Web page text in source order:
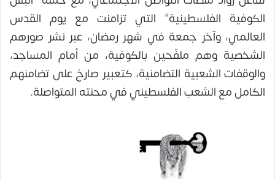
الكوفية الفلسطينية” التي تزامنت مع يوم القدس
العالمي، وآخر جمعة في شهر رمضان، عبر نشر صورهم
الشخصية وهم ملفّحين بالكوفية، من أمام المساجد،
والوقفات الشعبية التضامنية، كتعبير صارخ على تضامنهم
الكامل مع الشعب الفلسطيني في محنته المتواصلة.